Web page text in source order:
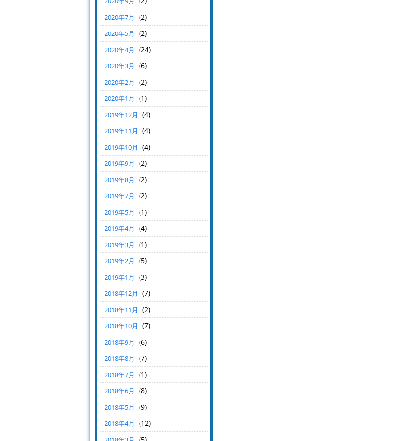
2020年7月 (2)
2020年5月 (2)
2020年4月 (24)
2020年3月 (6)
2020年2月 (2)
2020年1月 (1)
2019年12月 (4)
2019年11月 (4)
2019年10月 (4)
2019年9月 (2)
2019年8月 (2)
2019年7月 (2)
2019年5月 (1)
2019年4月 (4)
2019年3月 (1)
2019年2月 (5)
2019年1月 (3)
2018年12月 (7)
2018年11月 (2)
2018年10月 (7)
2018年9月 (6)
2018年8月 (7)
2018年7月 (1)
2018年6月 (8)
2018年5月 (9)
2018年4月 (12)